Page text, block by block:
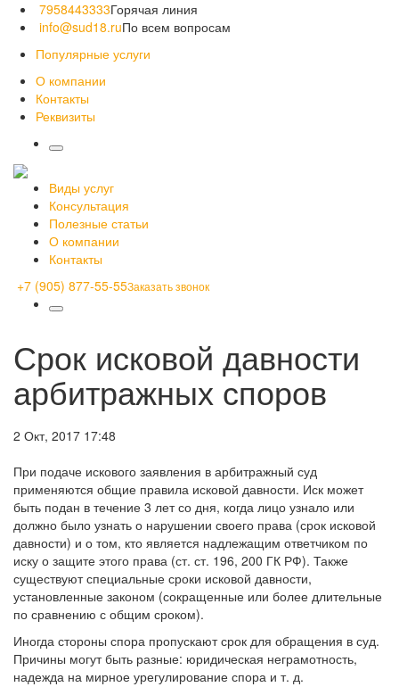
7958443333Горячая линия
info@sud18.ruПо всем вопросам
Популярные услуги
О компании
Контакты
Реквизиты
Виды услуг
Консультация
Полезные статьи
О компании
Контакты
+7 (905) 877-55-55Заказать звонок
Срок исковой давности
арбитражных споров
2 Окт, 2017 17:48
При подаче искового заявления в арбитражный суд
применяются общие правила исковой давности. Иск может
быть подан в течение 3 лет со дня, когда лицо узнало или
должно было узнать о нарушении своего права (срок исковой
давности) и о том, кто является надлежащим ответчиком по
иску о защите этого права (ст. ст. 196, 200 ГК РФ). Также
существуют специальные сроки исковой давности,
установленные законом (сокращенные или более длительные
по сравнению с общим сроком).
Иногда стороны спора пропускают срок для обращения в суд.
Причины могут быть разные: юридическая неграмотность,
надежда на мирное урегулирование спора и т. д.